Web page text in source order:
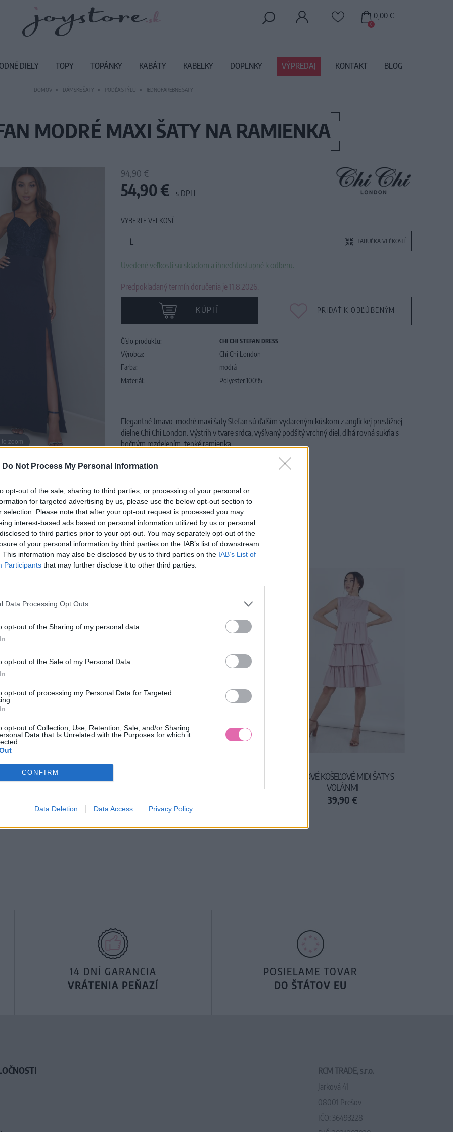
Do Not Process My Personal Information
opt-out of the sale, sharing to third parties, or processing of your personal or
for targeted advertising by us, please use the below opt-out section to
selection. Please note that after your opt-out request is processed you may
interest-based ads based on personal information utilized by us or personal
to third parties prior to your opt-out. You may separately opt-out of the
of your personal information by third parties on the IAB’s list of downstream
This information may also be disclosed by us to third parties on the IAB’s List of
Participants that may further disclose it to other third parties.
Data Processing Opt Outs
opt-out of the Sharing of my personal data.
opt-out of the Sale of my Personal Data.
opt-out of processing my Personal Data for Targeted
opt-out of Collection, Use, Retention, Sale, and/or Sharing
Data that Is Unrelated with the Purposes for which it
CONFIRM
Data Deletion Data Access Privacy Policy
DOMOV DÁMSKE ŠATY PODĽA ŠTÝLU JEDNOFAREBNÉ ŠATY
MODRÉ MAXI ŠATY NA RAMIENKA
94,90 €
54,90 € s DPH
VYBERTE VEĽKOSŤ
L TABUĽKA VEĽKOSTÍ
Uvedené veľkosti sú skladom a ihneď dostupné k odberu.
Predpokladaný termín doručenia je 11.8.2026.
KÚPIŤ PRIDAŤ K OBĽÚBENÝM
Číslo produktu: CHI CHI STEFAN DRESS
Výrobca:
Chi Chi London
Farba:
modrá
Materiál:
Polyester 100%
Elegantné tmavo-modré maxi šaty Stefan sú ďalším vydareným kúskom z anglickej prestížnej
dielne Chi Chi London. Výstrih v tvare srdca, vyšívaný podšitý vrchný diel, dlhá rovná sukňa s
bočným rozdelením, tenké ramienka.
zoom
MOHLO BY SA VÁM TIEŽ HODIŤ
VÝPREDAJ -50%
VIXEN NESSY ČERVENÉ ŠATY
VOLÁNMI
RUŽOVÉ KOŠEĽOVÉ MIDI ŠATY S
VOLÁNMI
39,90 €
14 DNÍ GARANCIA
VRÁTENIA PEŇAZÍ
POSIELAME TOVAR
DO ŠTÁTOV EU
RCM TRADE, s.r.o.
Jarková 41
08001 Prešov
IČO: 36493228
0
0,00 €
DIELY TOPY TOPÁNKY KABÁTY KABELKY DOPLNKY VÝPREDAJ KONTAKT BLOG